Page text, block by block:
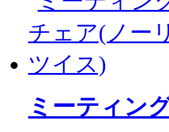
ミーティン